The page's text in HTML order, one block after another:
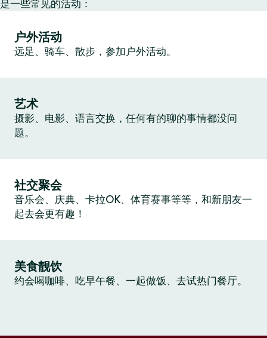
是一些常见的活动：
户外活动
远足、骑车、散步，参加户外活动。
艺术
摄影、电影、语言交换，任何有的聊的事情都没问
题。
社交聚会
音乐会、庆典、卡拉OK、体育赛事等等，和新朋友一
起去会更有趣！
美食靓饮
约会喝咖啡、吃早午餐、一起做饭、去试热门餐厅。